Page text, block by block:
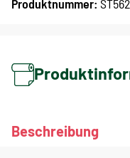
Produktnummer:
Beschreibung